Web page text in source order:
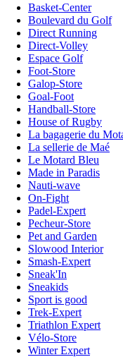
Basket-Center
Boulevard du Golf
Direct Running
Direct-Volley
Espace Golf
Foot-Store
Galop-Store
Goal-Foot
Handball-Store
House of Rugby
La bagagerie du
La sellerie de Maé
Le Motard Bleu
Made in Paradis
Nauti-wave
On-Fight
Padel-Expert
Pecheur-Store
Pet and Garden
Slowood Interior
Smash-Expert
Sneak'In
Sneakids
Sport is good
Trek-Expert
Triathlon Expert
Vélo-Store
Winter Expert